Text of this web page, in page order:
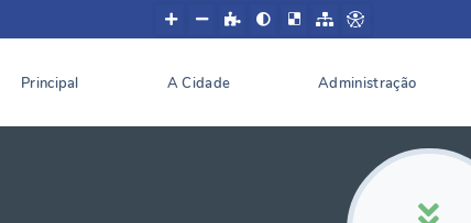
Principal A Cidade Administração